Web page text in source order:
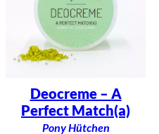
Deocreme – A
Perfect Match(a)
Pony Hütchen